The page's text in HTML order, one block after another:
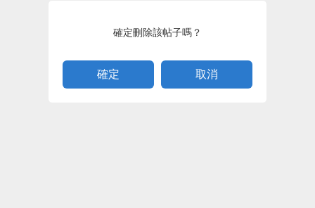
確定刪除該帖子嗎？
取消